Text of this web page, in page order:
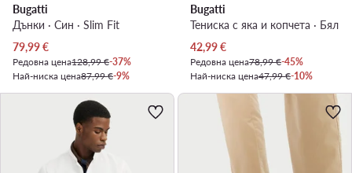
Bugatti
Дънки · Син · Slim Fit
Актуална цена
79,99€
Редовна цена128,99 €-37%
Най-ниска цена87,99 €-9%
Bugatti
Тениска с яка и копчета · Бял
Актуална цена
42,99€
Редовна цена78,99 €-45%
Най-ниска цена47,99 €-10%